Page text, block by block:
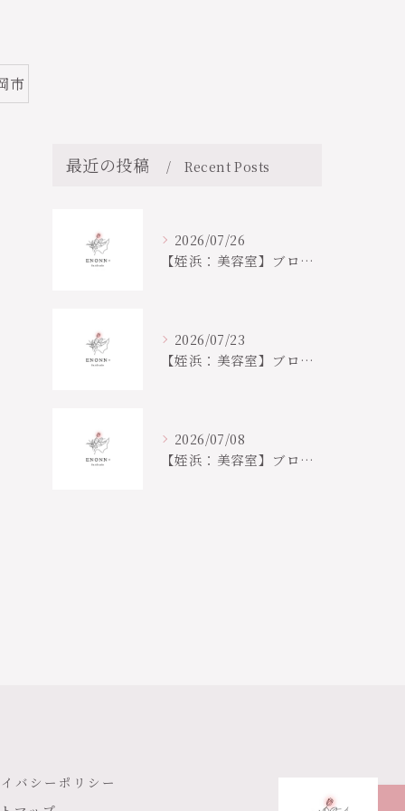
市
最近の投稿 Recent Posts
2026/07/26
【姪浜：美容室】ブログ更新しました📣
2026/07/23
【姪浜：美容室】ブログ更新しました📣
2026/07/08
【姪浜：美容室】ブログ更新しました🐸
バシーポリシー